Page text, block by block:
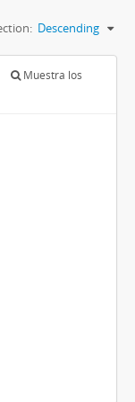
Descending
Muestra los